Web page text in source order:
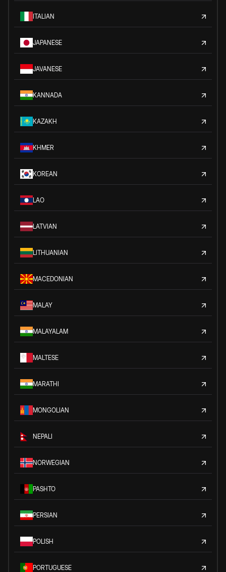
ITALIAN
JAPANESE
JAVANESE
KANNADA
KAZAKH
KHMER
KOREAN
LAO
LATVIAN
LITHUANIAN
MACEDONIAN
MALAY
MALAYALAM
MALTESE
MARATHI
MONGOLIAN
NEPALI
NORWEGIAN
PASHTO
PERSIAN
POLISH
PORTUGUESE